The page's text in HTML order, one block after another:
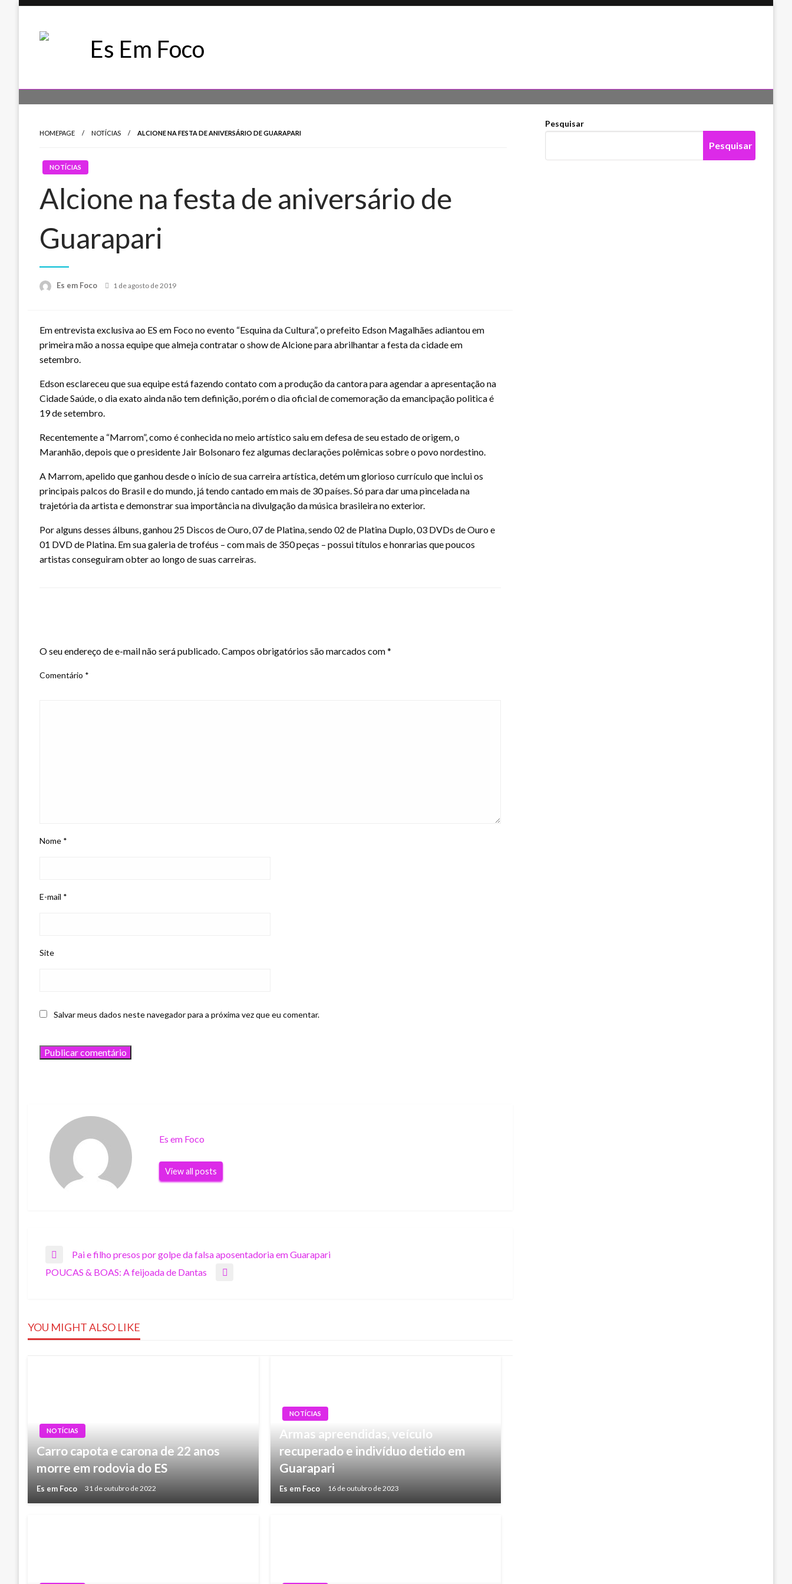
Es Em Foco
HOMEPAGE NOTÍCIAS ALCIONE NA FESTA DE ANIVERSÁRIO DE GUARAPARI
NOTÍCIAS
Alcione na festa de aniversário de
Guarapari
Es em Foco
Posted
1 de agosto de 2019
Em entrevista exclusiva ao ES em Foco no evento “Esquina da Cultura”, o prefeito Edson Magalhães adiantou em
primeira mão a nossa equipe que almeja contratar o show de Alcione para abrilhantar a festa da cidade em
setembro.
Edson esclareceu que sua equipe está fazendo contato com a produção da cantora para agendar a apresentação na
Cidade Saúde, o dia exato ainda não tem definição, porém o dia oficial de comemoração da emancipação politica é
19 de setembro.
Recentemente a “Marrom”, como é conhecida no meio artístico saiu em defesa de seu estado de origem, o
Maranhão, depois que o presidente Jair Bolsonaro fez algumas declarações polêmicas sobre o povo nordestino.
A Marrom, apelido que ganhou desde o início de sua carreira artística, detém um glorioso currículo que inclui os
principais palcos do Brasil e do mundo, já tendo cantado em mais de 30 países. Só para dar uma pincelada na
trajetória da artista e demonstrar sua importância na divulgação da música brasileira no exterior.
Por alguns desses álbuns, ganhou 25 Discos de Ouro, 07 de Platina, sendo 02 de Platina Duplo, 03 DVDs de Ouro e
01 DVD de Platina. Em sua galeria de troféus – com mais de 350 peças – possui títulos e honrarias que poucos
artistas conseguiram obter ao longo de suas carreiras.
O seu endereço de e-mail não será publicado.Campos obrigatórios são marcados com*
Comentário *
Nome *
E-mail *
Site
Salvar meus dados neste navegador para a próxima vez que eu comentar.
Es em Foco
View all posts
Navegação
Post
Previous
Post
Pai e filho presos por golpe da falsa aposentadoria em Guarapari
Next
POUCAS & BOAS: A feijoada de Dantas
YOU MIGHT ALSO LIKE
NOTÍCIAS
Carro capota e carona de 22 anos
morre em rodovia do ES
Es em Foco 31 de outubro de 2022
NOTÍCIAS
Armas apreendidas, veículo
recuperado e indivíduo detido em
Guarapari
Es em Foco 16 de outubro de 2023
Pesquisar
Pesquisar